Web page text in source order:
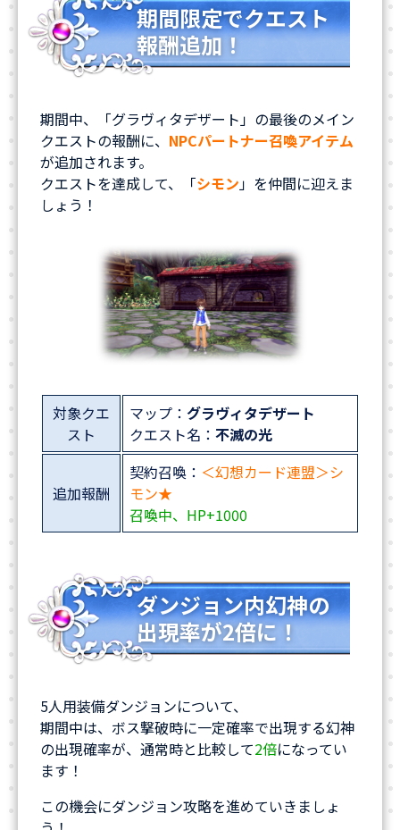
期間限定でクエスト
報酬追加！
期間中、「グラヴィタデザート」の最後のメイン
クエストの報酬に、 NPCパートナー召喚アイテム
が追加されます。
クエストを達成して、「シモン」を仲間に迎えま
しょう！
対象クエ
スト
マップ：グラヴィタデザート
クエスト名：不滅の光
追加報酬
契約召喚： ＜幻想カード連盟＞シ
モン★
召喚中、HP+1000
ダンジョン内幻神の
出現率が2倍に！
5人用装備ダンジョンについて、
期間中は、ボス撃破時に一定確率で出現する幻神
の出現確率が、通常時と比較して2倍になってい
ます！
この機会にダンジョン攻略を進めていきましょ